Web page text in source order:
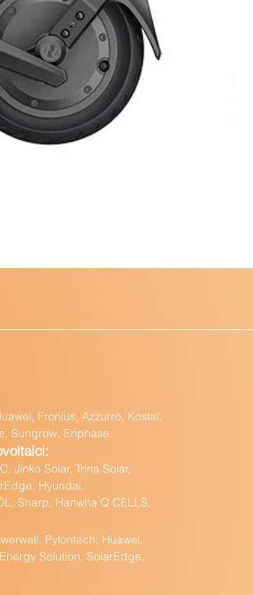
Fronius, Azzurro, Kostal,
Sungrow, Enphase.
Jinko Solar, Trina Solar,
Hyundai,
Sharp, Hanwha Q CELLS.
Pylontech, Huawei,
Solution, SolarEdge,